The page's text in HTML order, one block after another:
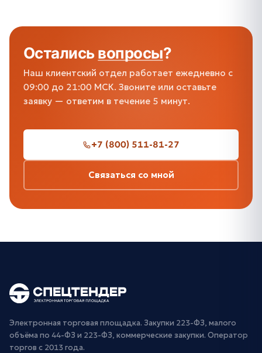
Осталисьвопросы?
Наш клиентский отдел работает ежедневно с
09:00 до 21:00 МСК. Звоните или оставьте
заявку — ответим в течение 5 минут.
+7 (800) 511-81-27
Связаться со мной
Электронная торговая площадка. Закупки 223-ФЗ, малого
объёма по 44-ФЗ и 223-ФЗ, коммерческие закупки. Оператор
торгов с 2013 года.